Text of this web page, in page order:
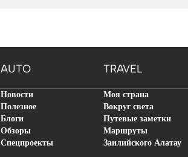
AUTO TRAVEL
Новости
Полезное
Блоги
Обзоры
Спецпроекты
Моя страна
Вокруг света
Путевые заметки
Маршруты
Заилийского Алатау